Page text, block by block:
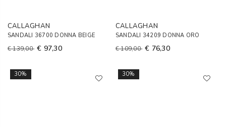
CALLAGHAN
SANDALI 36700 DONNA BEIGE
€ 139,00 € 97,30
CALLAGHAN
SANDALI 34209 DONNA ORO
€ 109,00 € 76,30
30% 30%